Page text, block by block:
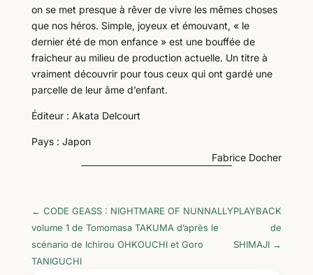
on se met presque à rêver de vivre les mêmes choses
que nos héros. Simple, joyeux et émouvant, « le
dernier été de mon enfance » est une bouffée de
fraicheur au milieu de production actuelle. Un titre à
vraiment découvrir pour tous ceux qui ont gardé une
parcelle de leur âme d’enfant.
Éditeur : Akata Delcourt
Pays : Japon
Fabrice Docher
← CODE GEASS : NIGHTMARE OF NUNNALLY
volume 1 de Tomomasa TAKUMA d’après le
scénario de Ichirou OHKOUCHI et Goro
TANIGUCHI
PLAYBACK
de
SHIMAJI →